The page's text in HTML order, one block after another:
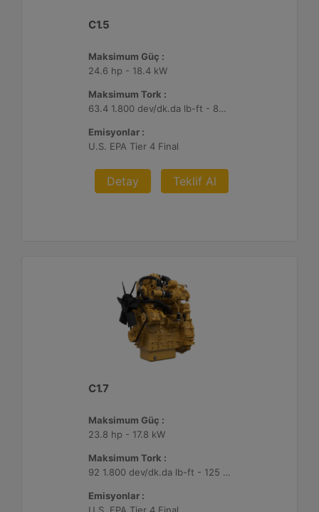
C1.5
Maksimum Güç :
24.6 hp - 18.4 kW
Maksimum Tork :
63.4 1.800 dev/dk.da lb-ft - 86 1.800 dev/dk.da Nm
Emisyonlar :
U.S. EPA Tier 4 Final
Detay Teklif Al
C1.7
Maksimum Güç :
23.8 hp - 17.8 kW
Maksimum Tork :
92 1.800 dev/dk.da lb-ft - 125 1.800 dev/dk.da Nm
Emisyonlar :